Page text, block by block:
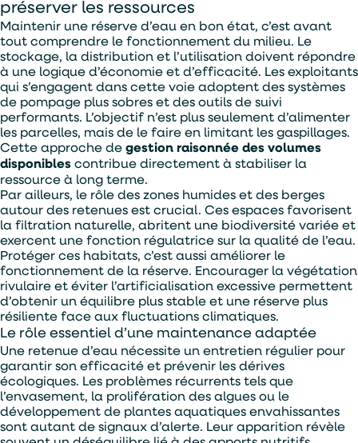
Je souhaite être contacter par :
Téléphone Mail
En soumettant ce formulaire, j'accepte que les
informations saisies soient exploitées par TASO
dans le cadre de ma demande de devis.
Alternative:
préserver les ressources
Maintenir une réserve d’eau en bon état, c’est avant
tout comprendre le fonctionnement du milieu. Le
stockage, la distribution et l’utilisation doivent répondre
à une logique d’économie et d’efficacité. Les exploitants
qui s’engagent dans cette voie adoptent des systèmes
de pompage plus sobres et des outils de suivi
performants. L’objectif n’est plus seulement d’alimenter
les parcelles, mais de le faire en limitant les gaspillages.
Cette approche degestion raisonnée des volumes
disponiblescontribue directement à stabiliser la
ressource à long terme.
Par ailleurs, le rôle des zones humides et des berges
autour des retenues est crucial. Ces espaces favorisent
la filtration naturelle, abritent une biodiversité variée et
exercent une fonction régulatrice sur la qualité de l’eau.
Protéger ces habitats, c’est aussi améliorer le
fonctionnement de la réserve. Encourager la végétation
rivulaire et éviter l’artificialisation excessive permettent
d’obtenir un équilibre plus stable et une réserve plus
résiliente face aux fluctuations climatiques.
Le rôle essentiel d’une maintenance adaptée
Une retenue d’eau nécessite un entretien régulier pour
garantir son efficacité et prévenir les dérives
écologiques. Les problèmes récurrents tels que
l’envasement, la prolifération des algues ou le
développement de plantes aquatiques envahissantes
sont autant de signaux d’alerte. Leur apparition révèle